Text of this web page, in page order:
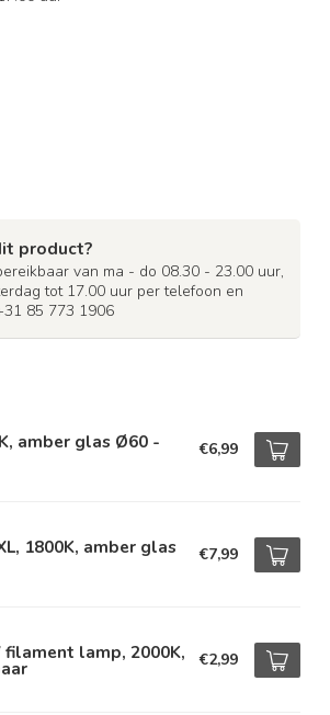
product?
van ma - do 08.30 - 23.00 uur,
tot 17.00 uur per telefoon en
85 773 1906
amber glas Ø60 - €6,99
1800K, amber glas €7,99
filament lamp, 2000K, €2,99